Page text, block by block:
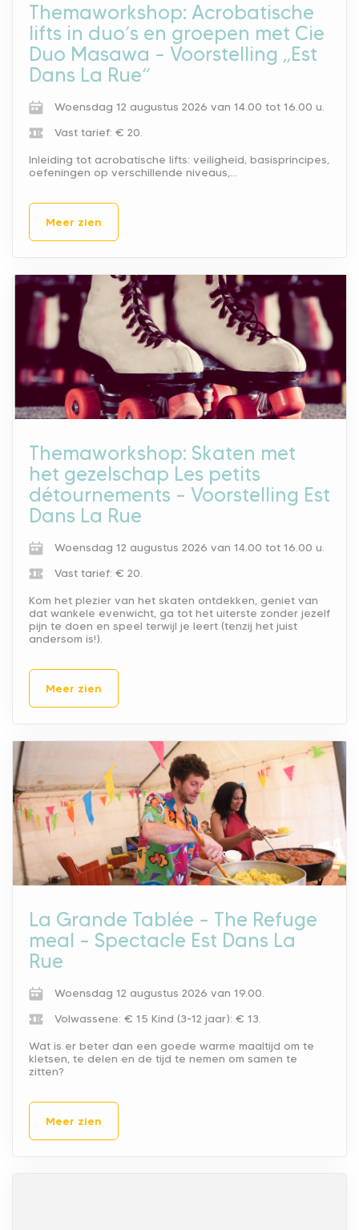
Themaworkshop: Acrobatische
lifts in duo’s en groepen met Cie
Duo Masawa – Voorstelling „Est
Dans La Rue“
Woensdag 12 augustus 2026 van 14.00 tot 16.00 u.
Vast tarief: € 20.
Inleiding tot acrobatische lifts: veiligheid, basisprincipes,
oefeningen op verschillende niveaus,…
Meer zien
Themaworkshop: Skaten met
het gezelschap Les petits
détournements – Voorstelling Est
Dans La Rue
Woensdag 12 augustus 2026 van 14.00 tot 16.00 u.
Vast tarief: € 20.
Kom het plezier van het skaten ontdekken, geniet van
dat wankele evenwicht, ga tot het uiterste zonder jezelf
pijn te doen en speel terwijl je leert (tenzij het juist
andersom is!).
Meer zien
La Grande Tablée – The Refuge
meal – Spectacle Est Dans La
Rue
Woensdag 12 augustus 2026 van 19.00.
Volwassene: € 15 Kind (3-12 jaar): € 13.
Wat is er beter dan een goede warme maaltijd om te
kletsen, te delen en de tijd te nemen om samen te
zitten?
Meer zien